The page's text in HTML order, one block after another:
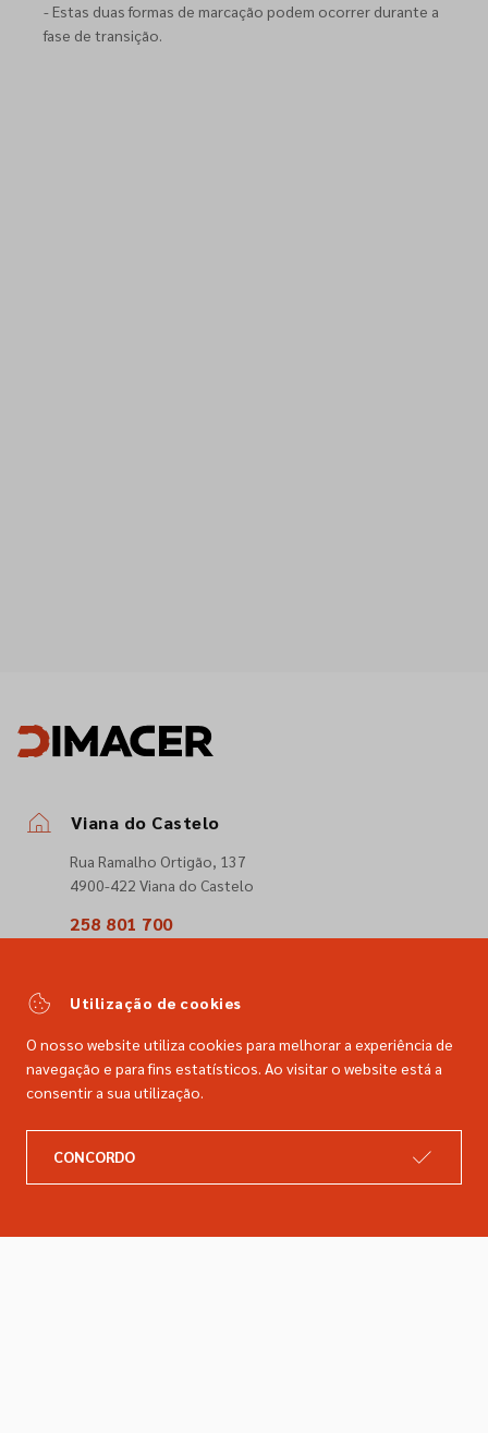
- Estas duas formas de marcação podem ocorrer durante a
fase de transição.
Viana do Castelo
Rua Ramalho Ortigão, 137
4900-422 Viana do Castelo
258 801 700
comercial@dimacer.com
Catálogo
Utilização de cookies
O nosso website utiliza cookies para melhorar a experiência de
navegação e para fins estatísticos. Ao visitar o website está a
consentir a sua utilização.
CONCORDO